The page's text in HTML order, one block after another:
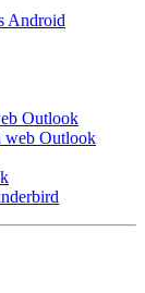
Android
Outlook
web Outlook